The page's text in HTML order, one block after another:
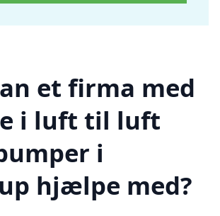
et firma med
i luft til luft
i
hjælpe med?